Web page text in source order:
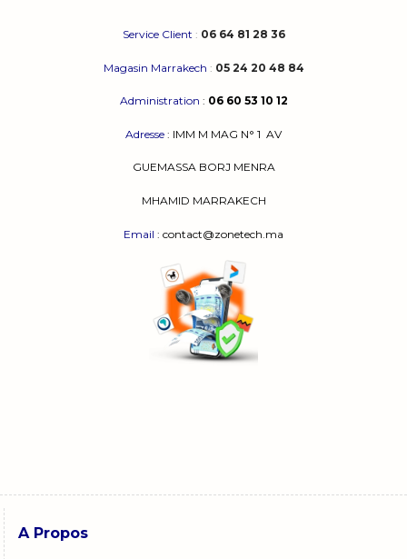
produit
Service Client : 06 64 81 28 36
Magasin Marrakech : 05 24 20 48 84
Administration : 06 60 53 10 12
Adresse : IMM M MAG N° 1 AV
GUEMASSA BORJ MENRA
MHAMID MARRAKECH
Email : contact@zonetech.ma
A Propos